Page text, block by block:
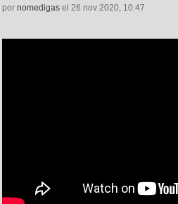
por nomedigas el 26 nov 2020, 10:47